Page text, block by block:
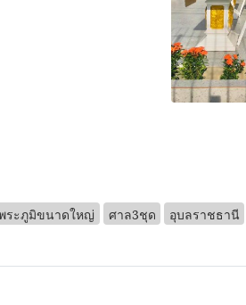
ระภูมิขนาดใหญ่ ศาล3ชุด อุบลราชธานี